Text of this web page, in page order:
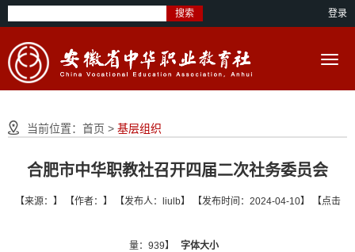
搜索 登录
当前位置： 首页 > 基层组织
合肥市中华职教社召开四届二次社务委员会
【来源：】 【作者：】 【发布人：liulb】 【发布时间：2024-04-10】 【点击
量：939】 字体大小